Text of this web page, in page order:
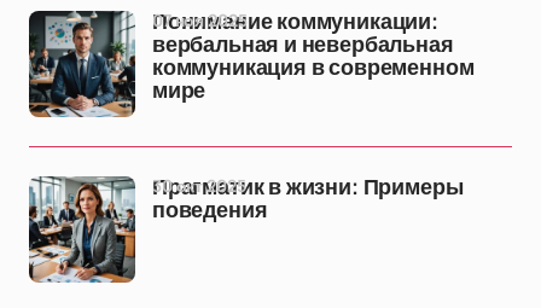
Понимание коммуникации:
вербальная и невербальная
коммуникация в современном
мире
07 ноя 2025
Прагматик в жизни: Примеры
поведения
30 окт 2025